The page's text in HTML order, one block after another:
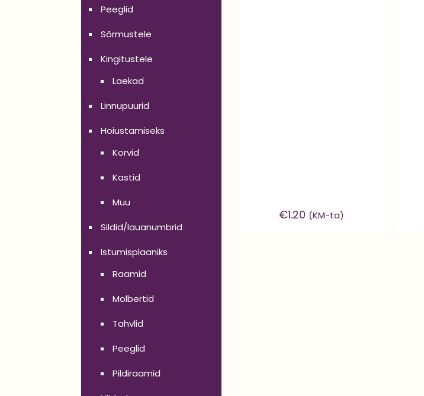
€1.20 (KM-ta)
Peeglid
Sõrmustele
Kingitustele
Laekad
Linnupuurid
Hoiustamiseks
Korvid
Kastid
Muu
Sildid/lauanumbrid
Istumisplaaniks
Raamid
Molbertid
Tahvlid
Peeglid
Pildiraamid